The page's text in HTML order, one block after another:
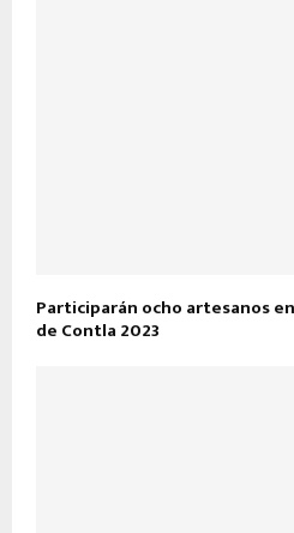
Participarán ocho artesanos
de Contla 2023